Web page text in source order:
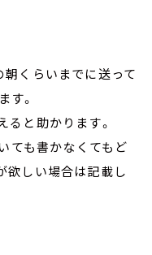
くらいまでに送って
す。
と助かります。
ても書かなくてもど
欲しい場合は記載し